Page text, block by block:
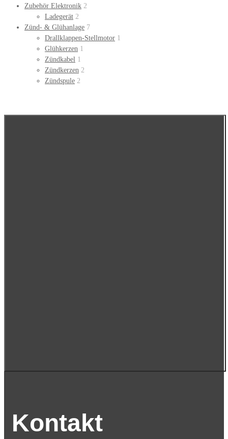
Zubehör Elektronik 2
Ladegerät 2
Zünd- & Glühanlage 7
Drallklappen-Stellmotor 1
Glühkerzen 1
Zündkabel 1
Zündkerzen 2
Zündspule 2
Kontakt